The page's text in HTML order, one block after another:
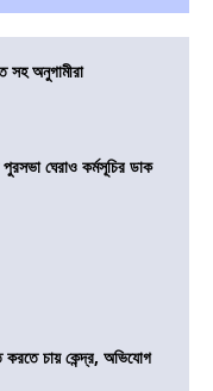
সহ অনুগামীরা
ঘেরাও কর্মসূচির ডাক
চায় কেন্দ্র, অভিযোগ